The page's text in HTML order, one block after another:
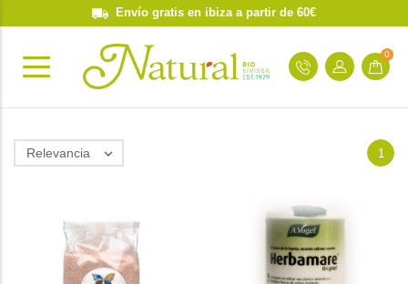
Envío gratis en ibiza a partir de 60€
0
Relevancia  1